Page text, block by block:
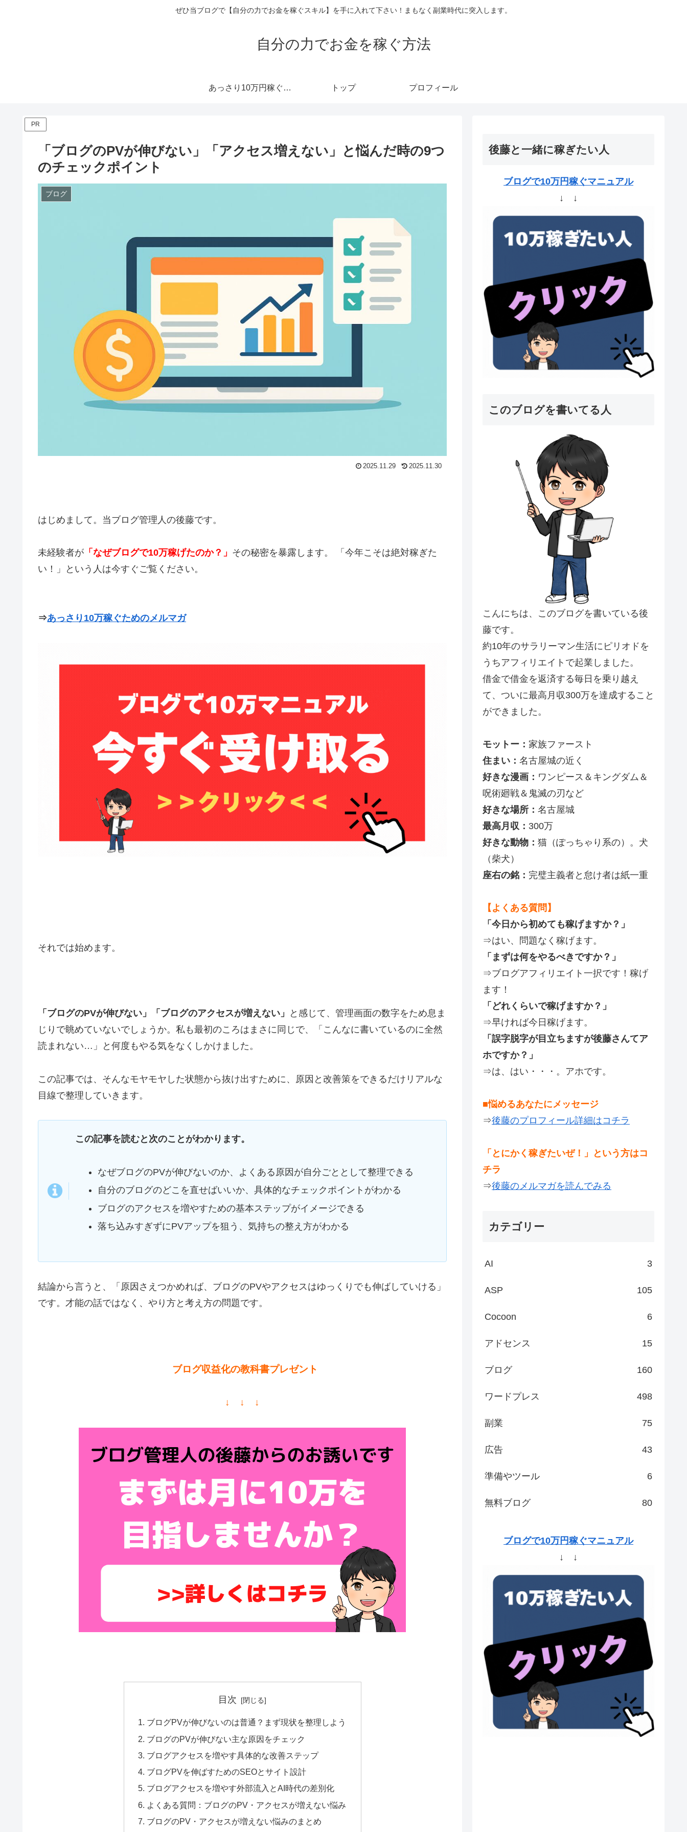
ぜひ当ブログで【自分の力でお金を稼ぐスキル】を手に入れて下さい！まもなく副業時代に突入します。
自分の力でお金を稼ぐ方法
あっさり10万円稼ぐメルマガ トップ プロフィール
PR
「ブログのPVが伸びない」「アクセス増えない」と悩んだ時の9つ
のチェックポイント
ブログ
2025.11.29 2025.11.30
はじめまして。当ブログ管理人の後藤です。
未経験者が 「なぜブログで10万稼げたのか？」 その秘密を暴露します。 「今年こそは絶対稼ぎた
い！」という人は今すぐご覧ください。
⇒あっさり10万稼ぐためのメルマガ
それでは始めます。
「ブログのPVが伸びない」「ブログのアクセスが増えない」
と感じて、管理画面の数字をため息ま
じりで眺めていないでしょうか。私も最初のころはまさに同じで、「こんなに書いているのに全然
読まれない…」と何度もやる気をなくしかけました。
この記事では、そんなモヤモヤした状態から抜け出すために、原因と改善策をできるだけリアルな
目線で整理していきます。
この記事を読むと次のことがわかります。
なぜブログのPVが伸びないのか、よくある原因が自分ごととして整理できる
自分のブログのどこを直せばいいか、具体的なチェックポイントがわかる
ブログのアクセスを増やすための基本ステップがイメージできる
落ち込みすぎずにPVアップを狙う、気持ちの整え方がわかる
結論から言うと、「原因さえつかめれば、ブログのPVやアクセスはゆっくりでも伸ばしていける」
です。才能の話ではなく、やり方と考え方の問題です。
ブログ収益化の教科書プレゼント
↓ ↓ ↓
目次
ブログPVが伸びないのは普通？まず現状を整理しよう
ブログのPVが伸びない主な原因をチェック
ブログアクセスを増やす具体的な改善ステップ
ブログPVを伸ばすためのSEOとサイト設計
ブログアクセスを増やす外部流入とAI時代の差別化
よくある質問：ブログのPV・アクセスが増えない悩み
ブログのPV・アクセスが増えない悩みのまとめ
後藤と一緒に稼ぎたい人
ブログで10万円稼ぐマニュアル
↓ ↓
このブログを書いてる人
こんにちは、このブログを書いている後
藤です。
約10年のサラリーマン生活にピリオドを
うちアフィリエイトで起業しました。
借金で借金を返済する毎日を乗り越え
て、ついに最高月収300万を達成すること
ができました。
モットー： 家族ファースト
住まい： 名古屋城の近く
好きな漫画： ワンピース＆キングダム＆
呪術廻戦＆鬼滅の刃など
好きな場所： 名古屋城
最高月収： 300万
好きな動物： 猫（ぽっちゃり系の）。犬
（柴犬）
座右の銘： 完璧主義者と怠け者は紙一重
【よくある質問】
「今日から初めても稼げますか？」
⇒はい、問題なく稼げます。
「まずは何をやるべきですか？」
⇒ブログアフィリエイト一択です！稼げ
ます！
「どれくらいで稼げますか？」
⇒早ければ今日稼げます。
「誤字脱字が目立ちますが後藤さんてア
ホですか？」
⇒は、はい・・・。アホです。
■悩めるあなたにメッセージ
⇒後藤のプロフィール詳細はコチラ
「とにかく稼ぎたいぜ！」という方はコ
チラ
⇒後藤のメルマガを読んでみる
カテゴリー
AI 3
ASP 105
Cocoon 6
アドセンス 15
ブログ 160
ワードプレス 498
副業 75
広告 43
準備やツール 6
無料ブログ 80
ブログで10万円稼ぐマニュアル
↓ ↓